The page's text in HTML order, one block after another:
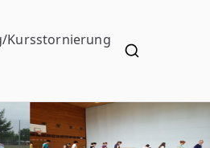
Kursstornierung